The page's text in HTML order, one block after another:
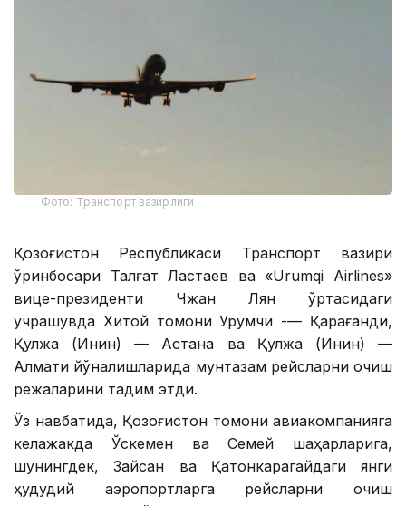
Фото: Транспорт вазирлиги
Қозоғистон Республикаси Транспорт вазири
ўринбосари Талғат Ластаев ва «Urumqi Airlines»
вице-президенти Чжан Лян ўртасидаги
учрашувда Хитой томони Урумчи -— Қарағанди,
Қулжа (Инин) — Астана ва Қулжа (Инин) —
Алмати йўналишларида мунтазам рейсларни очиш
режаларини тақдим этди.
Ўз навбатида, Қозоғистон томони авиакомпанияга
келажакда Ўскемен ва Семей шаҳарларига,
шунингдек, Зайсан ва Қатонкарагайдаги янги
ҳудудий аэропортларга рейсларни очиш